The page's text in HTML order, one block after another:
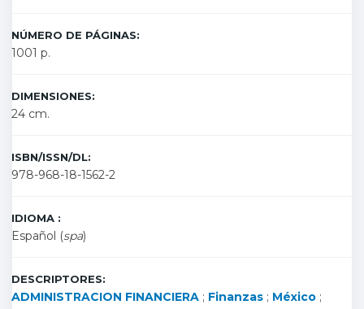
NÚMERO DE PÁGINAS:
1001 p.
DIMENSIONES:
24 cm.
ISBN/ISSN/DL:
978-968-18-1562-2
IDIOMA :
Español (spa)
DESCRIPTORES:
ADMINISTRACION FINANCIERA; Finanzas; México;